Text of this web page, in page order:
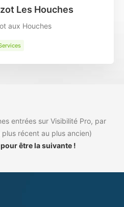
Les Houches
aux Houches
entrées sur Visibilité Pro, par
récent au plus ancien)
être la suivante !